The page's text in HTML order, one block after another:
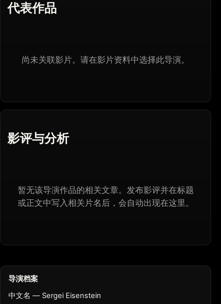
代表作品
尚未关联影片。请在影片资料中选择此导演。
影评与分析
暂无该导演作品的相关文章。发布影评并在标题
或正文中写入相关片名后，会自动出现在这里。
导演档案
中文名 — Sergei Eisenstein